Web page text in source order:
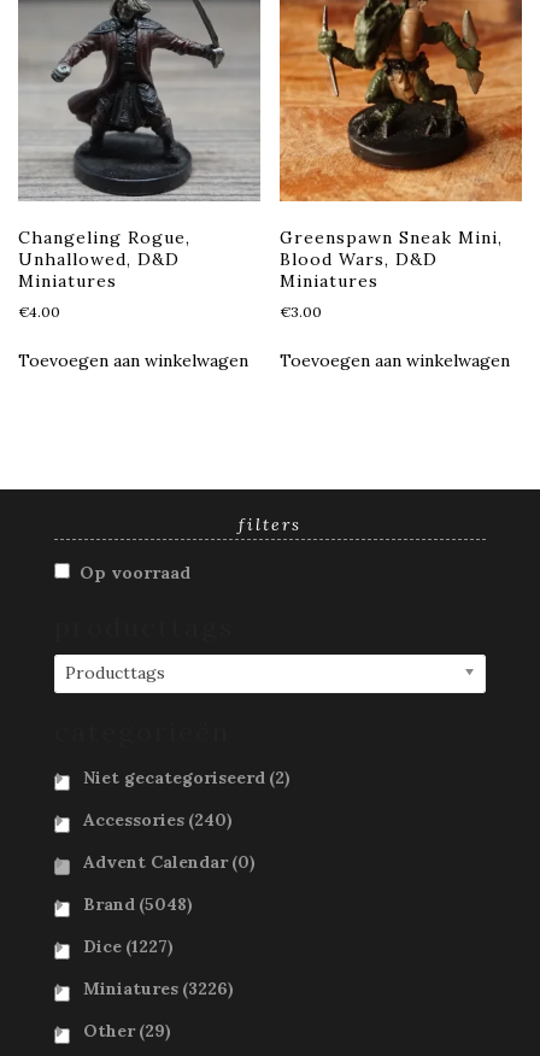
Changeling Rogue,
Unhallowed, D&D
Miniatures
€4.00
Toevoegen aan winkelwagen
Greenspawn Sneak Mini,
Blood Wars, D&D
Miniatures
€3.00
Toevoegen aan winkelwagen
filters
Op voorraad
Producttags
Niet gecategoriseerd (2)
Accessories (240)
Advent Calendar (0)
Brand (5048)
Dice (1227)
Miniatures (3226)
Other (29)